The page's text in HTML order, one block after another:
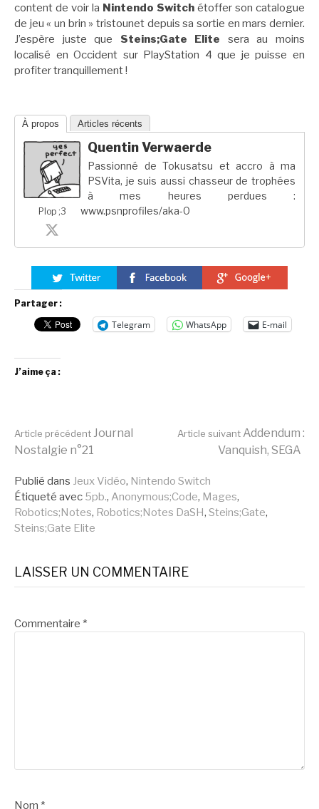
content de voir la Nintendo Switch étoffer son catalogue
de jeu « un brin » tristounet depuis sa sortie en mars dernier.
J’espère juste que Steins;Gate Elite sera au moins
localisé en Occident sur PlayStation 4 que je puisse en
profiter tranquillement !
À propos Articles récents
Plop ;3
Quentin Verwaerde
Passionné de Tokusatsu et accro à ma
PSVita, je suis aussi chasseur de trophées
à mes heures perdues :
www.psnprofiles/aka-0
Partager :
Telegram WhatsApp E-mail
J’aime ça :
Lire
la
suite
Article précédent Journal
Nostalgie n°21
Article suivant Addendum :
Vanquish, SEGA
Publié dans Jeux Vidéo, Nintendo Switch
Étiqueté avec 5pb., Anonymous;Code, Mages,
Robotics;Notes, Robotics;Notes DaSH, Steins;Gate,
Steins;Gate Elite
LAISSER UN COMMENTAIRE
Commentaire *
Nom *